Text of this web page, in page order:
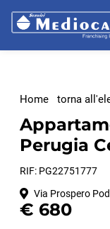
Home torna
Perugia
RIF: PG22751777
Via Prospero
€ 680